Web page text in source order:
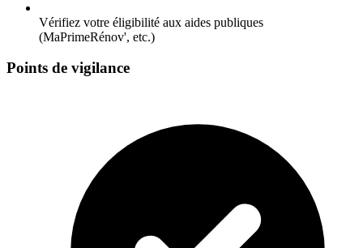
Vérifiez votre éligibilité aux aides publiques
(MaPrimeRénov', etc.)
Points de vigilance